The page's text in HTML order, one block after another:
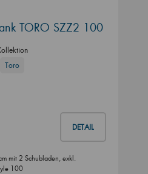
TORO SZZ2 100
Toro
DETAIL
mit 2 Schubladen, exkl.
100